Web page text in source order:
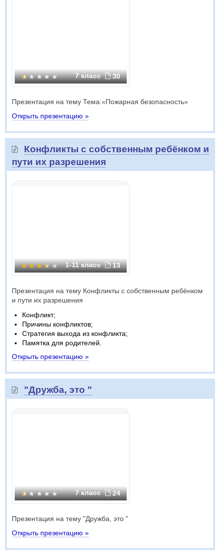
7 класс 30
Презентация на тему Тема:«Пожарная безопасность»
Открыть презентацию »
Конфликты с собственным ребёнком и
пути их разрешения
1-11 класс 13
Презентация на тему Конфликты с собственным ребёнком
и пути их разрешения
Конфликт;
Причины конфликтов;
Стратегия выхода из конфликта;
Памятка для родителей.
Открыть презентацию »
"Дружба, это "
7 класс 24
Презентация на тему "Дружба, это "
Открыть презентацию »